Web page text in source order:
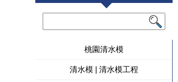
桃園清水模
清水模 | 清水模工程